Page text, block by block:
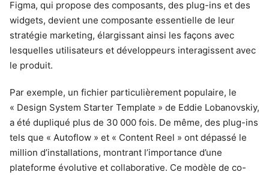
Figma, qui propose des composants, des plug-ins et des
widgets, devient une composante essentielle de leur
stratégie marketing, élargissant ainsi les façons avec
lesquelles utilisateurs et développeurs interagissent avec
le produit.
Par exemple, un fichier particulièrement populaire, le
« Design System Starter Template » de Eddie Lobanovskiy,
a été dupliqué plus de 30 000 fois. De même, des plug-ins
tels que « Autoflow » et « Content Reel » ont dépassé le
million d’installations, montrant l’importance d’une
plateforme évolutive et collaborative. Ce modèle de co-